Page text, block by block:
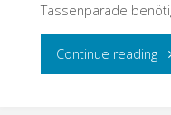
Tassenparade
Continue reading